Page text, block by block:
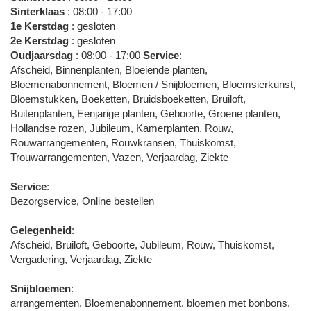
Sinterklaas : 08:00 - 17:00
1e Kerstdag : gesloten
2e Kerstdag : gesloten
Oudjaarsdag : 08:00 - 17:00 Service:
Afscheid, Binnenplanten, Bloeiende planten,
Bloemenabonnement, Bloemen / Snijbloemen, Bloemsierkunst,
Bloemstukken, Boeketten, Bruidsboeketten, Bruiloft,
Buitenplanten, Eenjarige planten, Geboorte, Groene planten,
Hollandse rozen, Jubileum, Kamerplanten, Rouw,
Rouwarrangementen, Rouwkransen, Thuiskomst,
Trouwarrangementen, Vazen, Verjaardag, Ziekte
Service:
Bezorgservice, Online bestellen
Gelegenheid:
Afscheid, Bruiloft, Geboorte, Jubileum, Rouw, Thuiskomst,
Vergadering, Verjaardag, Ziekte
Snijbloemen:
arrangementen, Bloemenabonnement, bloemen met bonbons,